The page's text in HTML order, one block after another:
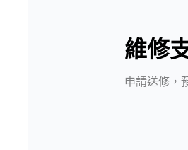
維修
申請送修，